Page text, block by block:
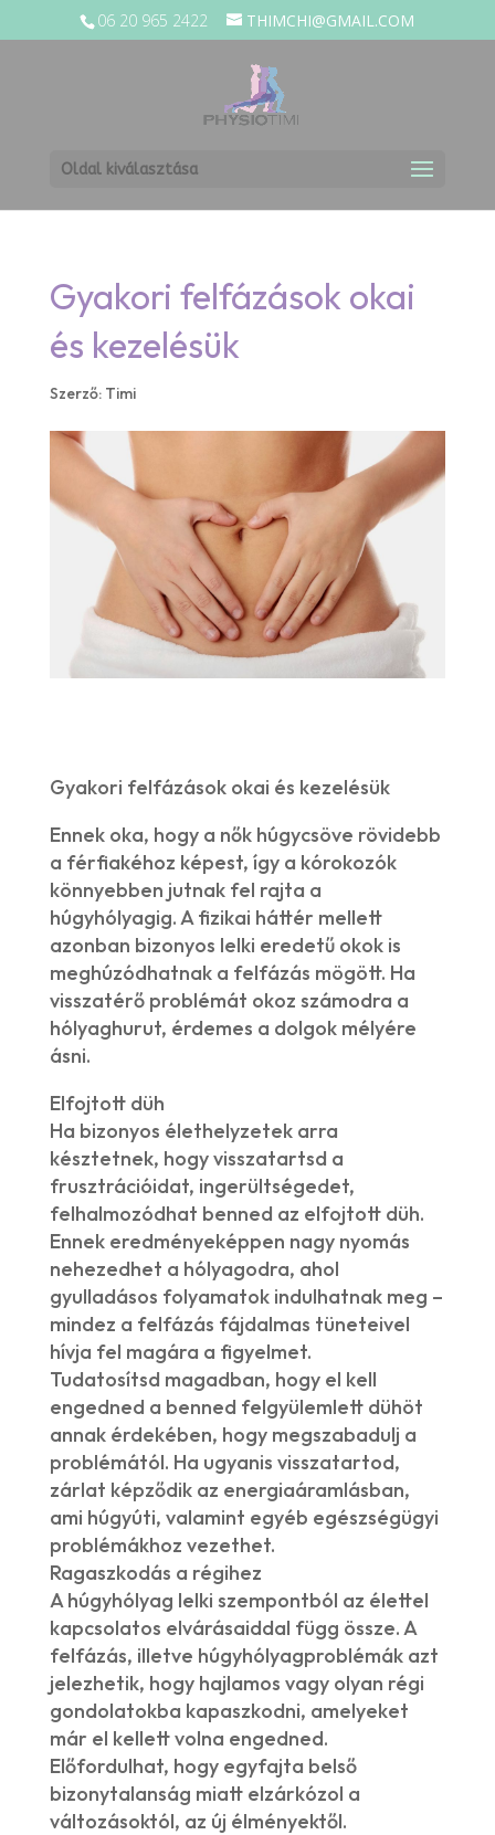
06 20 965 2422 THIMCHI@GMAIL.COM
Oldal kiválasztása
Gyakori felfázások okai
és kezelésük
Szerző: Timi
Gyakori felfázások okai és kezelésük
Ennek oka, hogy a nők húgycsöve rövidebb
a férfiakéhoz képest, így a kórokozók
könnyebben jutnak fel rajta a
húgyhólyagig. A fizikai háttér mellett
azonban bizonyos lelki eredetű okok is
meghúzódhatnak a felfázás mögött. Ha
visszatérő problémát okoz számodra a
hólyaghurut, érdemes a dolgok mélyére
ásni.
Elfojtott düh
Ha bizonyos élethelyzetek arra
késztetnek, hogy visszatartsd a
frusztrációidat, ingerültségedet,
felhalmozódhat benned az elfojtott düh.
Ennek eredményeképpen nagy nyomás
nehezedhet a hólyagodra, ahol
gyulladásos folyamatok indulhatnak meg –
mindez a felfázás fájdalmas tüneteivel
hívja fel magára a figyelmet.
Tudatosítsd magadban, hogy el kell
engedned a benned felgyülemlett dühöt
annak érdekében, hogy megszabadulj a
problémától. Ha ugyanis visszatartod,
zárlat képződik az energiaáramlásban,
ami húgyúti, valamint egyéb egészségügyi
problémákhoz vezethet.
Ragaszkodás a régihez
A húgyhólyag lelki szempontból az élettel
kapcsolatos elvárásaiddal függ össze. A
felfázás, illetve húgyhólyagproblémák azt
jelezhetik, hogy hajlamos vagy olyan régi
gondolatokba kapaszkodni, amelyeket
már el kellett volna engedned.
Előfordulhat, hogy egyfajta belső
bizonytalanság miatt elzárkózol a
változásoktól, az új élményektől.